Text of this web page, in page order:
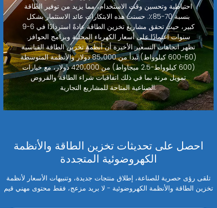
احتياطية وتحسين وقت الاستخدام، مما يزيد من توفير الطاقة
بنسبة 70-85٪. حسنت هذه الابتكارات عائد الاستثمار بشكل
كبير، حيث تحقق مشاريع تخزين الطاقة عادةً استردادًا في 6-9
سنوات اعتمادًا على أسعار الكهرباء المحلية وبرامج الحوافز.
تظهر اتجاهات التسعير الأخيرة أن أنظمة تخزين الطاقة القياسية
(60-600 كيلوواط) تبدأ من 85،000 دولار والأنظمة المتوسطة
(600 كيلوواط-2.5 ميجاواط) من 420،000 دولار، مع خيارات
تمويل مرنة بما في ذلك اتفاقيات شراء الطاقة والقروض
الصناعية المتاحة للمشاريع التجارية.
احصل على تحديثات تخزين الطاقة والأنظمة
الكهروضوئية المتجددة
تلقى رؤى حصرية للصناعة، إطلاق منتجات جديدة، وتنبيهات الأسعار لأنظمة
تخزين الطاقة والأنظمة الكهروضوئية - لا بريد مزعج، فقط محتوى مهني قيم